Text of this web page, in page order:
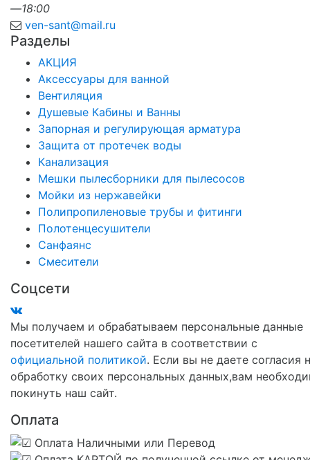
—18:00
ven-sant@mail.ru
Разделы
АКЦИЯ
Аксессуары для ванной
Вентиляция
Душевые Кабины и Ванны
Запорная и регулирующая арматура
Защита от протечек воды
Канализация
Мешки пылесборники для пылесосов
Мойки из нержавейки
Полипропиленовые трубы и фитинги
Полотенцесушители
Санфаянс
Смесители
Соцсети
Мы получаем и обрабатываем персональные данные
посетителей нашего сайта в соответствии с
официальной политикой. Если вы не даете согласия
обработку своих персональных данных,вам
покинуть наш сайт.
Оплата